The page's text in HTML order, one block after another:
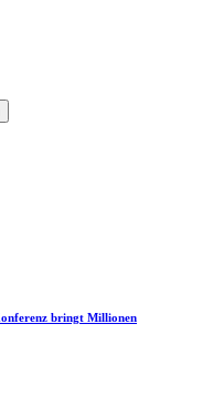
bringt Millionen